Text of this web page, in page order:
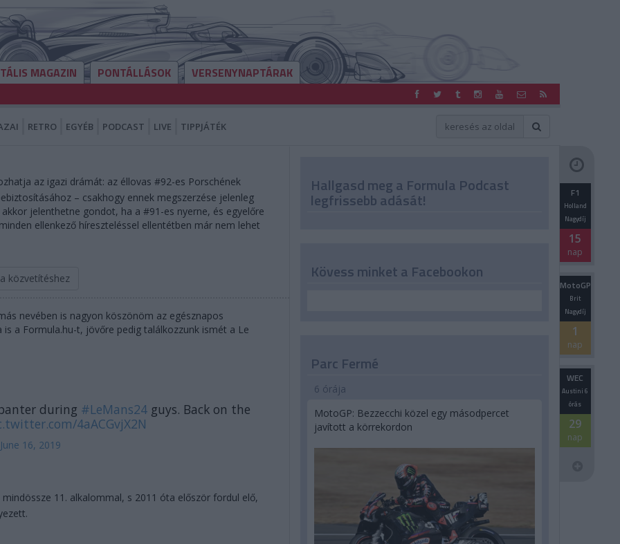
MAGAZIN PONTÁLLÁSOK VERSENYNAPTÁRAK
RETRO EGYÉB PODCAST LIVE TIPPJÁTÉK
az igazi drámát: az éllovas #92-es Porschének
– csakhogy ennek megszerzése jelenleg
jelenthetne gondot, ha a #91-es nyerne, és egyelőre
ellenkező híreszteléssel ellentétben már nem lehet
közvetítéshez
nevében is nagyon köszönöm az egésznapos
a Formula.hu-t, jövőre pedig találkozzunk ismét a Le
during #LeMans24guys. Back on the
4aACGvjX2N
June 16, 2019
11. alkalommal, s 2011 óta először fordul elő,
Hallgasd meg a Formula Podcast
legfrissebb adását! F1
Holland
Nagydíj
15
nap
MotoGP
Brit
Nagydíj
1
nap
WEC
Austini 6
órás
29
nap
Kövess minket a Facebookon
Parc Fermé
6 órája
MotoGP: Bezzecchi közel egy másodpercet
javított a körrekordon